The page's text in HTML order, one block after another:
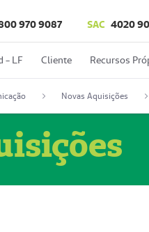
970 9087 SAC 4020
- LF Cliente Recursos
Novas Aquisições